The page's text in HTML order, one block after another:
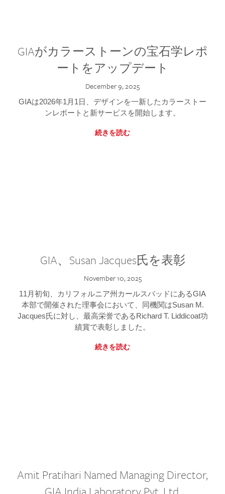
GIAがカラーストーンの宝石学レポ
ートをアップデート
December 9, 2025
GIAは2026年1月1日、デザインを一新したカラーストー
ンレポートと新サービスを開始します。
続きを読む
GIA、Susan Jacques氏を表彰
November 10, 2025
11月初旬、カリフォルニア州カールスバッドにあるGIA
本部で開催された理事会において、同機関はSusan M.
Jacques氏に対し、最高栄誉であるRichard T. Liddicoat功
績賞で表彰しました。
続きを読む
Amit Pratihari Named Managing Director,